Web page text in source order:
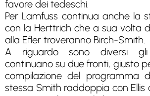
favore dei tedeschi.
Per Lamfuss continua anche la
con la Herttrich che a sua volta
alla Efler troveranno Birch-Smith.
A riguardo sono diversi
continuano su due fronti, giusto
compilazione del programma
stessa Smith raddoppia con Ellis